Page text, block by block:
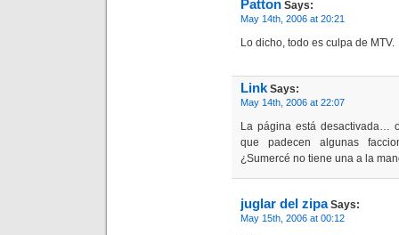
Patton Says:
May 14th, 2006 at 20:21
Lo dicho, todo es culpa de MTV.
LinkSays:
May 14th, 2006 at 22:07
La página está desactivada…
que padecen algunas
¿Sumercé no tiene una a la
juglar del zipaSays:
May 15th, 2006 at 00:12